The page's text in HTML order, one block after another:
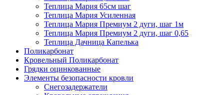
Теплица Мария 65см шаг
Теплица Мария Усиленная
Теплица Мария Премиум 2 дуги, шаг 1м
Теплица Мария Премиум 2 дуги, шаг 0,65
Теплица Дачница Капелька
Поликарбонат
Кровельный Поликарбонат
Грядки оцинкованные
Элементы безопасности кровли
Снегозадержатели